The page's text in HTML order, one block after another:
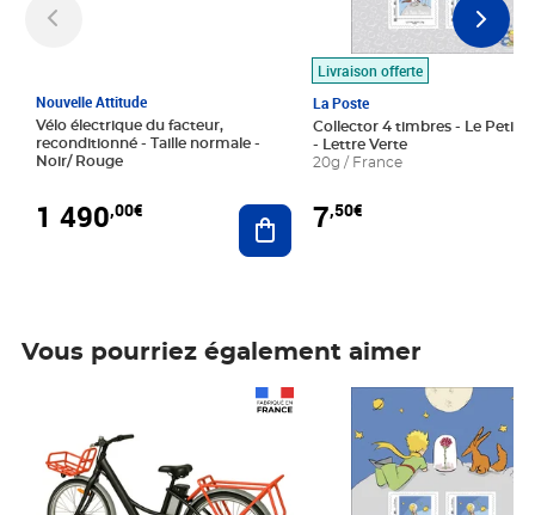
Nouvelle Attitude
Vélo électrique du facteur,
reconditionné - Taille normale -
Noir/ Rouge
1 490,00€ Ajouter au panier
Livraison offerte
La Poste
Collector 4 timbres - Le Petit
- Lettre Verte
20g / France
7,50€
Vous pourriez également aimer
Prix 7,50€